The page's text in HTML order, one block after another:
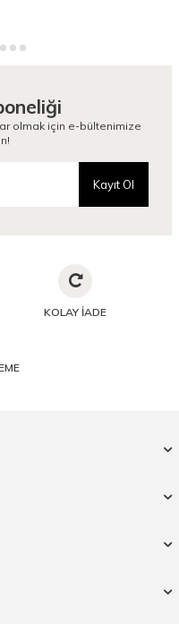
olmak için e-bültenimize
Kayıt Ol
KOLAY İADE